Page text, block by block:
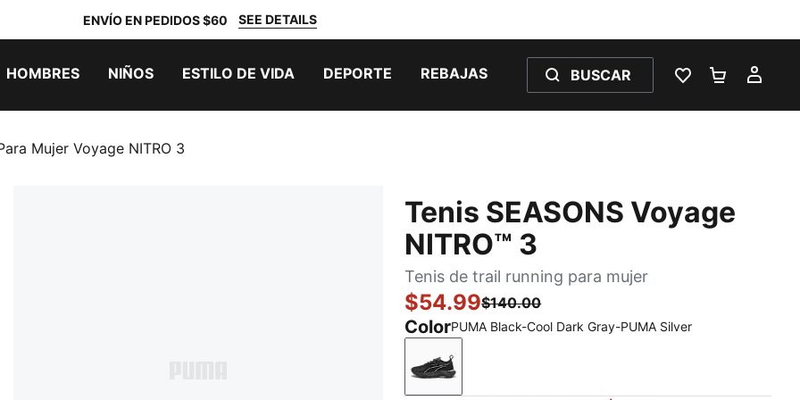
ENVÍO EN PEDIDOS $60 SEE DETAILS
HOMBRES NIÑOS ESTILO DE VIDA DEPORTE REBAJAS BUSCAR
LISTA DE
Mujer Voyage NITRO 3
Tenis SEASONS Voyage
NITRO™ 3
Tenis de trail running para mujer
$54.99$140.00
ColorPUMA Black-Cool Dark Gray-PUMA Silver
PUMA Black-Cool Dark Gray-PUMA Silver